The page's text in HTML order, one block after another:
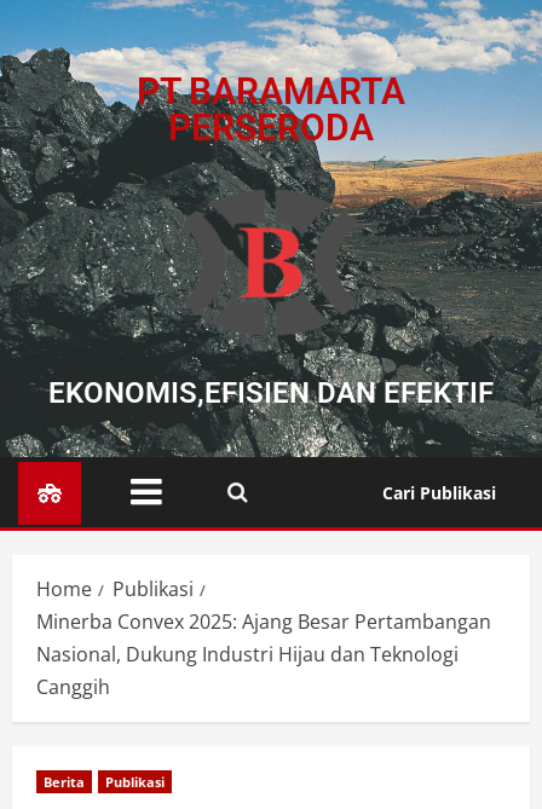
PT BARAMARTA
PERSERODA
EKONOMIS,EFISIEN DAN EFEKTIF
Cari Publikasi
Home
Publikasi
Minerba Convex 2025: Ajang Besar Pertambangan
Nasional, Dukung Industri Hijau dan Teknologi
Canggih
Berita Publikasi